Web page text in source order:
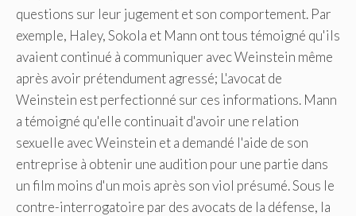
questions sur leur jugement et son comportement. Par
exemple, Haley, Sokola et Mann ont tous témoigné qu'ils
avaient continué à communiquer avec Weinstein même
après avoir prétendument agressé; L'avocat de
Weinstein est perfectionné sur ces informations. Mann
a témoigné qu'elle continuait d'avoir une relation
sexuelle avec Weinstein et a demandé l'aide de son
entreprise à obtenir une audition pour une partie dans
un film moins d'un mois après son viol présumé. Sous le
contre-interrogatoire par des avocats de la défense, la